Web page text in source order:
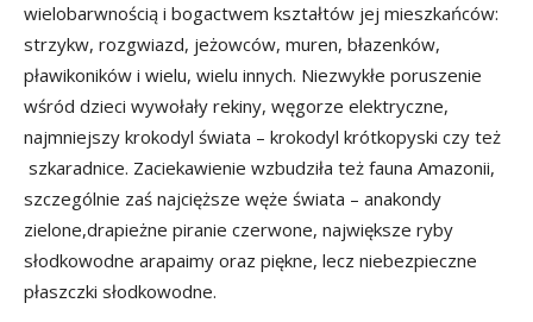
wielobarwnością i bogactwem kształtów jej mieszkańców:
strzykw, rozgwiazd, jeżowców, muren, błazenków,
pławikoników i wielu, wielu innych. Niezwykłe poruszenie
wśród dzieci wywołały rekiny, węgorze elektryczne,
najmniejszy krokodyl świata – krokodyl krótkopyski czy też
szkaradnice. Zaciekawienie wzbudziła też fauna Amazonii,
szczególnie zaś najcięższe węże świata – anakondy
zielone,drapieżne piranie czerwone, największe ryby
słodkowodne arapaimy oraz piękne, lecz niebezpieczne
płaszczki słodkowodne.